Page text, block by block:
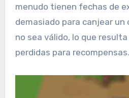
menudo tienen fechas de
demasiado para canjear un
no sea válido, lo que
perdidas para recompensas.